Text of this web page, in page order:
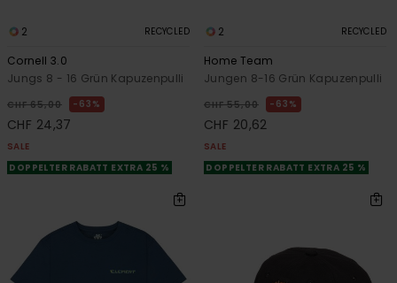
2 RECYCLED
Cornell 3.0
Jungs 8 - 16 Grün Kapuzenpulli
CHF 65,00 63%
CHF 24,37
SALE
DOPPELTER RABATT EXTRA 25 %
2 RECYCLED
Home Team
Jungen 8-16 Grün Kapuzenpulli
CHF 55,00 63%
CHF 20,62
SALE
DOPPELTER RABATT EXTRA 25 %